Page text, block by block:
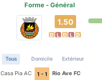
Forme - Général
1.50
D L D L D
Tous Domicile Extérieur
Casa Pia AC 1 - 1
Rio Ave FC